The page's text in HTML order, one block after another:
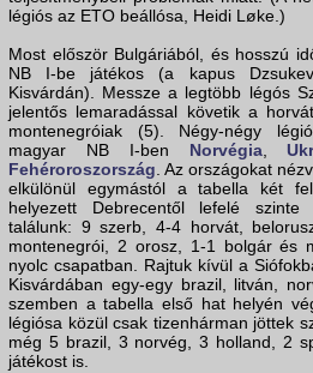
légiós az ETO beállósa, Heidi Løke.)
Most először Bulgáriából, és hosszú
NB I-be játékos (a kapus
Kisvárdán). Messze a legtöbb légós
jelentős lemaradással követik a
montenegróiak (5). Négy-négy
magyar NB I-ben Norvégia,
Fehéroroszország. Az országokat
elkülönül egymástól a tabella két
helyezett Debrecentől lefelé szinte
találunk: 9 szerb, 4-4 horvát,
montenegrói, 2 orosz, 1-1 bolgár és
nyolc csapatban. Rajtuk kívül a
Kisvárdában egy-egy brazil, litván,
szemben a tabella első hat helyén
légiósa közül csak tizenhárman jöttek
még 5 brazil, 3 norvég, 3 holland, 2
játékost is.